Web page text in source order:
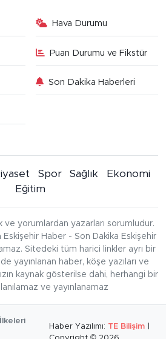
Hava Durumu
Puan Durumu ve Fikstür
Son Dakika Haberleri
Spor Sağlık
Ekonomi
Eğitim
ve yorumlardan yazarları sorumludur.
Eskişehir Haber - Son Dakika Eskişehir
Sitedeki tüm harici linkler ayrı bir
yayınlanan haber, köşe yazıları ve
kaynak gösterilse dahi, herhangi bir
ve yayınlanamaz
Haber Yazılımı: TE Bilişim